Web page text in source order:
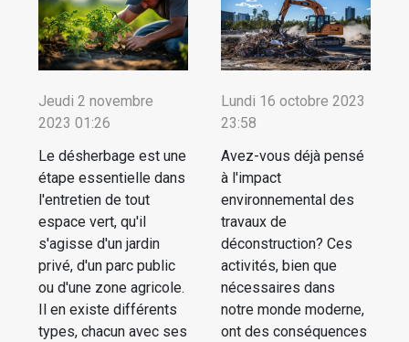
Jeudi 2 novembre
2023 01:26
Le désherbage est une
étape essentielle dans
l'entretien de tout
espace vert, qu'il
s'agisse d'un jardin
privé, d'un parc public
ou d'une zone agricole.
Il en existe différents
types, chacun avec ses
Lundi 16 octobre 2023
23:58
Avez-vous déjà pensé
à l'impact
environnemental des
travaux de
déconstruction? Ces
activités, bien que
nécessaires dans
notre monde moderne,
ont des conséquences